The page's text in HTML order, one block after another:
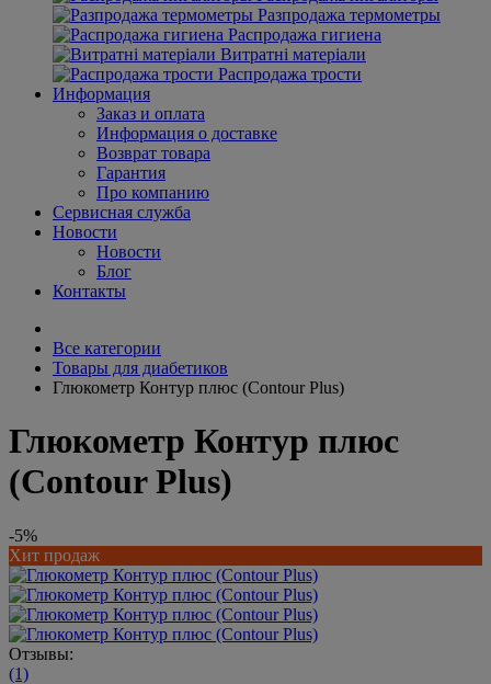
Разпродажа термометры
Распродажа гигиена
Витратні матеріали
Распродажа трости
Информация
Заказ и оплата
Информация о доставке
Возврат товара
Гарантия
Про компанию
Сервисная служба
Новости
Новости
Блог
Контакты
Все категории
Товары для диабетиков
Глюкометр Контур плюс (Contour Plus)
Глюкометр Контур плюс
(Contour Plus)
-5%
Хит продаж
Отзывы:
(1)